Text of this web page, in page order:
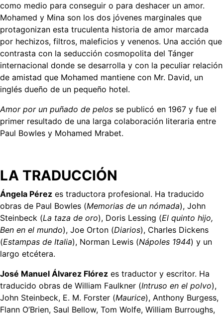
como medio para conseguir o para deshacer un amor.
Mohamed y Mina son los dos jóvenes marginales que
protagonizan esta truculenta historia de amor marcada
por hechizos, filtros, maleficios y venenos. Una acción que
contrasta con la seducción cosmopolita del Tánger
internacional donde se desarrolla y con la peculiar relación
de amistad que Mohamed mantiene con Mr. David, un
inglés dueño de un pequeño hotel.
Amor por un puñado de pelos se publicó en 1967 y fue el
primer resultado de una larga colaboración literaria entre
Paul Bowles y Mohamed Mrabet.
LA TRADUCCIÓN
Ángela Pérez es traductora profesional. Ha traducido
obras de Paul Bowles (Memorias de un nómada), John
Steinbeck (La taza de oro), Doris Lessing (El quinto hijo,
Ben en el mundo), Joe Orton (Diarios), Charles Dickens
(Estampas de Italia), Norman Lewis (Nápoles 1944) y un
largo etcétera.
José Manuel Álvarez Flórez es traductor y escritor. Ha
traducido obras de William Faulkner (Intruso en el polvo),
John Steinbeck, E. M. Forster (Maurice), Anthony Burgess,
Flann O’Brien, Saul Bellow, Tom Wolfe, William Burroughs,